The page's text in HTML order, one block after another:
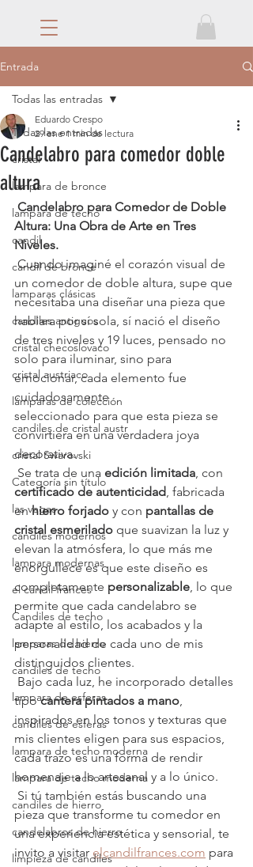
Entrada
Todas las entradas
cristal
lampara de bronce
lampara de techo
candil
candil de bronce
lamparas clásicas
candiles antiguos
cristal checoslovaco
cristal austriaco
lámparas de colección
candiles de cristal austr
cristal Swarovski
Categoría sin título
las vegas
candiles modernos
lampara modernas
el candil frances
Candiles de techo
lamparas de hierro
candiles de techo
lampara de esferas
candiles de esferas
lampara de techo moderna
lampara de techo moderna
candiles de hierro
candelabros de hierro
limpieza de candiles
Todas las entradas
Candelabro para comedor doble
altura
Eduardo Crespo
29 ene 1 min de lectura
Altura: Una Obra de Arte en Tres
Niveles.
Cuando imaginé el corazón visual de
un comedor de doble altura, supe que
necesitaba una diseñar una pieza que
hablara por sí sola, sí nació el diseño
de tres niveles y 19 luces, pensado no
solo para iluminar, sino para
emocionar, cada elemento fue
cuidadosamente
seleccionado para que esta pieza se
convirtiera en una verdadera joya
decorativa.
Se trata de una edición limitada, con
certificado de autenticidad, fabricada
en hierro forjado y con pantallas de
cristal esmerilado que suavizan la luz y
elevan la atmósfera, lo que más me
enorgullece es que este diseño es
completamente personalizable, lo que
permite que cada candelabro se
adapte al estilo, los acabados y la
personalidad de cada uno de mis
distinguidos clientes.
tipo cantera pintados a mano,
inspirados en los tonos y texturas que
mis clientes eligen para sus espacios,
cada trazo es una forma de rendir
homenaje a lo artesanal y a lo único.
pieza que transforme tu comedor en
una experiencia estética y sensorial, te
invito a visitar elcandilfrances.com para